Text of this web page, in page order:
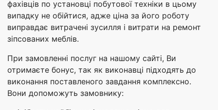
фахівців по установці побутової техніки в цьому
випадку не обійтися, адже ціна за його роботу
виправдає витрачені зусилля і витрати на ремонт
зіпсованих меблів.
При замовленні послуг на нашому сайті, Ви
отримаєте бонус, так як виконавці підходять до
виконання поставленого завдання комплексно.
Вони допоможуть замовнику: